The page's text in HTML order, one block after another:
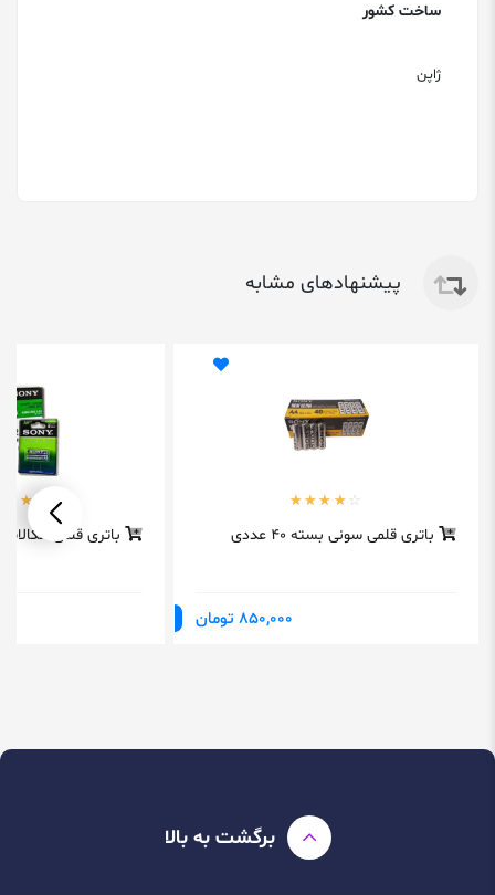
ساخت کشور
ژاپن
پیشنهادهای مشابه
باتری قلمی سونی بسته 40 عددی
850,000 تومان
باتری قلمی
برگشت به بالا